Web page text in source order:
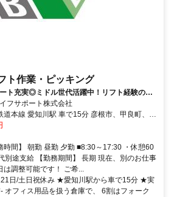
ト作業・ピッキング
ト充実◎ミドル世代活躍中！リフト経験のあ
フサポート株式会社
道本線 愛知川駅 車で15分 彦根市、甲良町、豊
ら勤務している方多数！ 自転車・バイ
時間】 朝勤 昼勤 夕勤 ■8:30～17:30 ・休憩60
途支給 【勤務期間】 長期 現在、別のお仕事
は調整可能です！ ご希...
日/土日祝休み ★愛知川駅から車で15分 ★実
オフィス用品を扱う倉庫で、 6割はフォーク